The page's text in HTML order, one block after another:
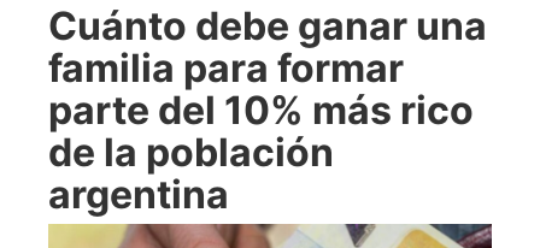
Cuánto debe ganar una
familia para formar
parte del 10% más rico
de la población
argentina